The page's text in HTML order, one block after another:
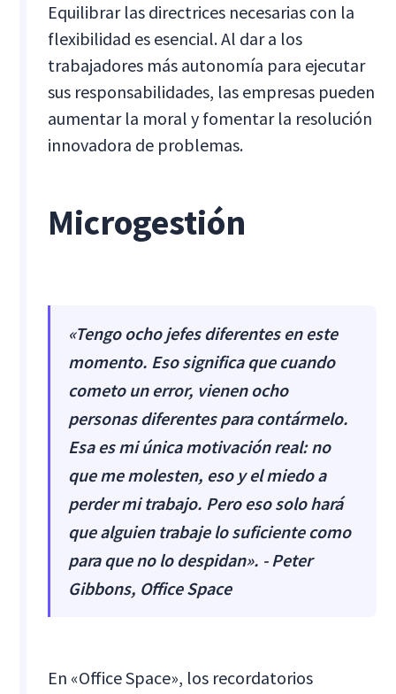
Equilibrar las directrices necesarias con la
flexibilidad es esencial. Al dar a los
trabajadores más autonomía para ejecutar
sus responsabilidades, las empresas pueden
aumentar la moral y fomentar la resolución
innovadora de problemas.
Microgestión
«Tengo ocho jefes diferentes en este
momento. Eso significa que cuando
cometo un error, vienen ocho
personas diferentes para contármelo.
Esa es mi única motivación real: no
que me molesten, eso y el miedo a
perder mi trabajo. Pero eso solo hará
que alguien trabaje lo suficiente como
para que no lo despidan». - Peter
Gibbons, Office Space
En «Office Space», los recordatorios